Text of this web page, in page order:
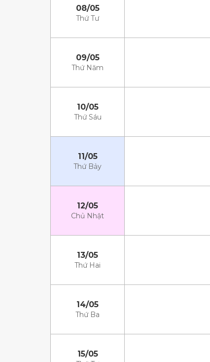
08/05
Thứ Tư
09/05
Thứ Năm
10/05
Thứ Sáu
11/05
Thứ Bảy
12/05
Chủ Nhật
13/05
Thứ Hai
14/05
Thứ Ba
15/05